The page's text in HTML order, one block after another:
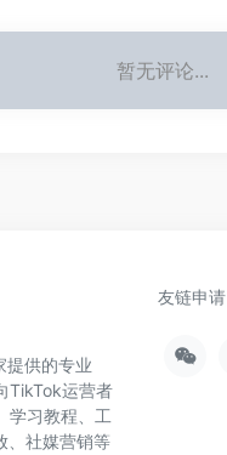
暂无评论...
提供的专业
TikTok运营者
学习教程、工
、社媒营销等
友链申请